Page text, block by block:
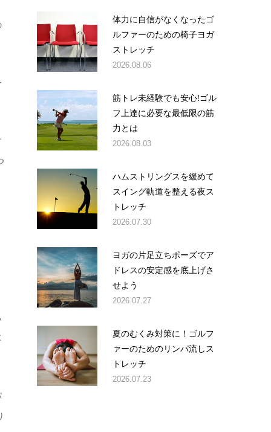
体力に自信がなくなったゴ
ルファーのための椅子ヨガ
ストレッチ
2026.08.06
筋トレ未経験でも安心!ゴル
フ上達に必要な最低限の筋
力とは
2026.08.03
ハムストリングスを緩めて
スイング軌道を整える夜ス
トレッチ
2026.07.30
ヨガの片足立ちポーズでア
ドレスの安定感を底上げさ
せよう
2026.07.27
夏のむくみ対策に！ゴルフ
ァーのためのリンパ流しス
トレッチ
2026.07.23